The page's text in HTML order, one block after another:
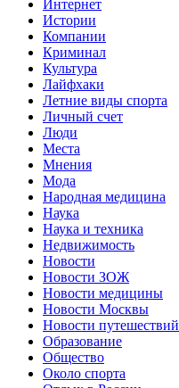
Интернет
Истории
Компании
Криминал
Культура
Лайфхаки
Летние виды спорта
Личный счет
Люди
Места
Мнения
Мода
Народная медицина
Наука
Наука и техника
Недвижимость
Новости
Новости ЗОЖ
Новости медицины
Новости Москвы
Новости путешествий
Образование
Общество
Около спорта